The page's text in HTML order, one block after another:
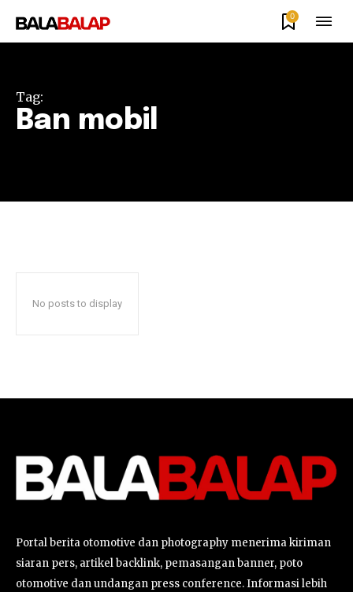
0
Tag:
Ban mobil
No posts to display
Portal berita otomotive dan photography menerima kiriman
siaran pers, artikel backlink, pemasangan banner, poto
otomotive dan undangan press conference. Informasi lebih